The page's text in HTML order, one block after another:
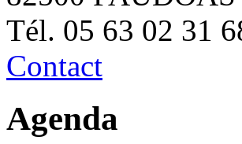
Tél. 05 63 02 31
Contact
Agenda